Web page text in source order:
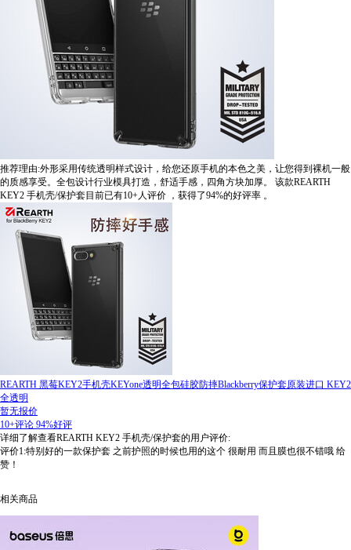
推荐理由:外形采用传统透明样式设计，给您还原手机的本色之美，让您得到裸机一般
的质感享受。全包设计行业模具打造，舒适手感，四角方块加厚。
该款REARTH
KEY2 手机壳/保护套目前已有10+人评价 ，获得了94%的好评率 。
REARTH 黑莓KEY2手机壳KEYone透明全包硅胶防摔Blackberry保护套原装进口 KEY2
全透明
暂无报价
10+评论 94%好评
详细了解查看REARTH KEY2 手机壳/保护套的用户评价:
评价1:特别好的一款保护套 之前护照的时候也用的这个 很耐用 而且膜也很不错哦 给
赞！
相关商品